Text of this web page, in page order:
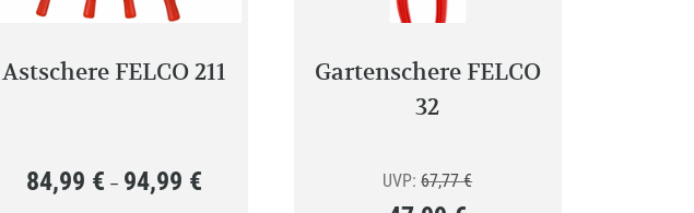
Astschere FELCO 211
84,99 € – 94,99 €Preisspanne:
Gartenschere FELCO
32
UVP: 67,77€Ursprünglicher